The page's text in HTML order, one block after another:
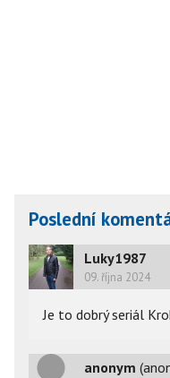
Poslední
Luky1987
09. října 2024
Je to dobrý seriál
anonym